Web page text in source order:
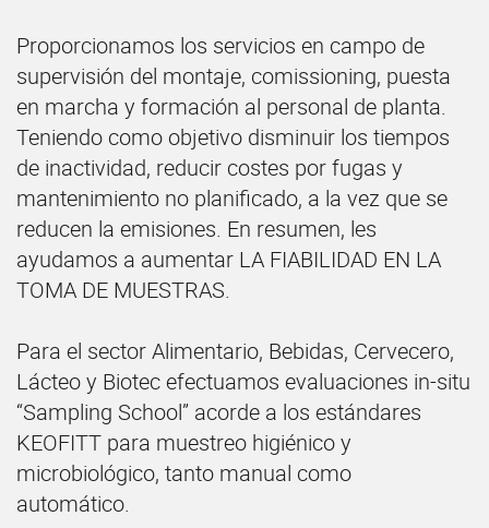
Proporcionamos los servicios en campo de
supervisión del montaje, comissioning, puesta
en marcha y formación al personal de planta.
Teniendo como objetivo disminuir los tiempos
de inactividad, reducir costes por fugas y
mantenimiento no planificado, a la vez que se
reducen la emisiones. En resumen, les
ayudamos a aumentar LA FIABILIDAD EN LA
TOMA DE MUESTRAS.
Para el sector Alimentario, Bebidas, Cervecero,
Lácteo y Biotec efectuamos evaluaciones in-situ
“Sampling School” acorde a los estándares
KEOFITT para muestreo higiénico y
microbiológico, tanto manual como
automático.